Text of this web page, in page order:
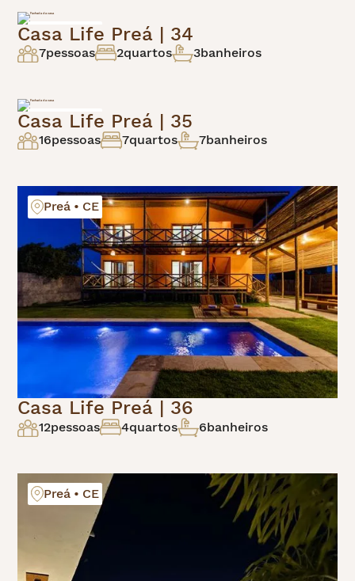
Preá • CE
Casa Life Preá | 34
7pessoas 2quartos 3banheiros
Preá • CE
Casa Life Preá | 35
16pessoas 7quartos 7banheiros
Preá • CE
Casa Life Preá | 36
12pessoas 4quartos 6banheiros
Preá • CE